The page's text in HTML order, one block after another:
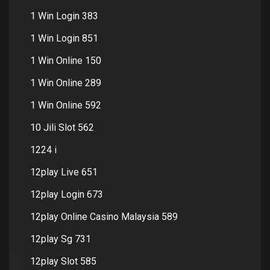
1 Win Login 383
1 Win Login 851
1 Win Online 150
1 Win Online 289
1 Win Online 592
10 Jili Slot 562
1224 i
12play Live 651
12play Login 673
12play Online Casino Malaysia 589
12play Sg 731
12play Slot 585